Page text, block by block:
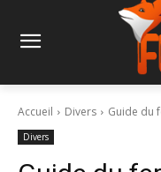
Accueil Divers Guide du
Divers